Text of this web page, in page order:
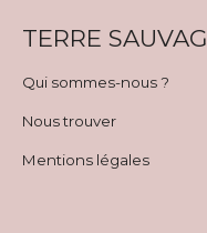
TERRE
Qui sommes-nous ?
Nous trouver
Mentions légales